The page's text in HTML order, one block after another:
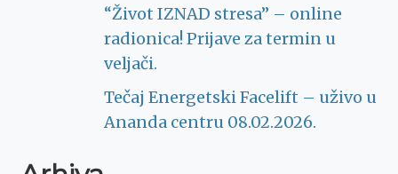
“Život IZNAD stresa” – online
radionica! Prijave za termin u
veljači.
Tečaj Energetski Facelift – uživo u
Ananda centru 08.02.2026.